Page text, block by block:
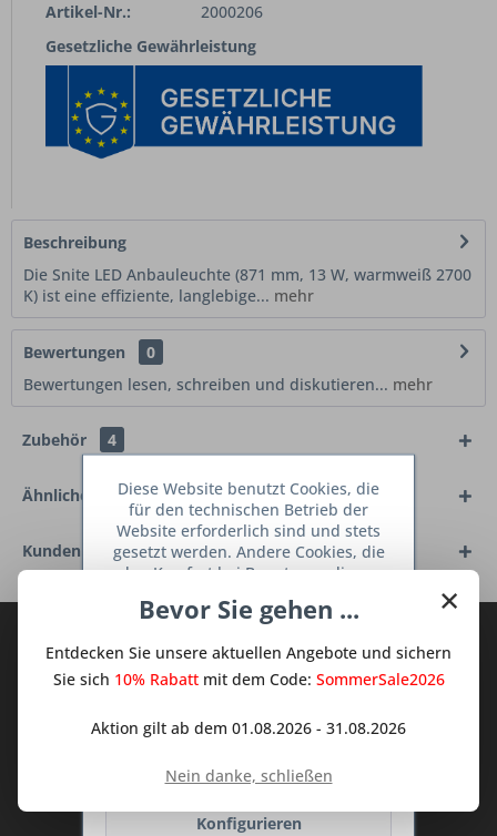
Artikel-Nr.:
2000206
Gesetzliche Gewährleistung
Beschreibung
Die Snite LED Anbauleuchte (871 mm, 13 W, warmweiß 2700
K) ist eine effiziente, langlebige... mehr
Bewertungen
0
Bewertungen lesen, schreiben und diskutieren... mehr
Zubehör 4
Ähnliche Artikel
Kunden haben sich ebenfalls angesehen
TraumKüche Newsletter und verpassen
Sie keine Neuigkeit oder Aktion mehr aus
Ich habe dieDatenschutzbestimmungen
×
Bevor Sie gehen ...
Entdecken Sie unsere aktuellen Angebote und sichern
Sie sich 10% Rabattmit dem Code: SommerSale2026
Aktion gilt ab dem 01.08.2026 - 31.08.2026
Nein danke, schließen
Diese Website benutzt Cookies, die
für den technischen Betrieb der
Website erforderlich sind und stets
gesetzt werden. Andere Cookies, die
den Komfort bei Benutzung dieser
dienen oder die Interaktion mit
Netzwerken vereinfachen sollen,
werden nur mit Ihrer Zustimmung
Ablehnen
Konfigurieren